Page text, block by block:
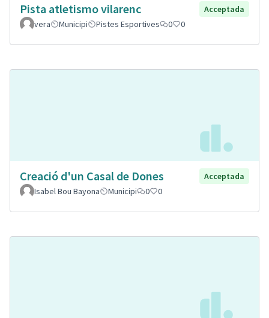
Pista atletismo vilarenc
Acceptada
vera
Municipi Pistes Esportives 0 0
Creació d'un Casal de Dones
Acceptada
Isabel Bou Bayona
Municipi 0 0